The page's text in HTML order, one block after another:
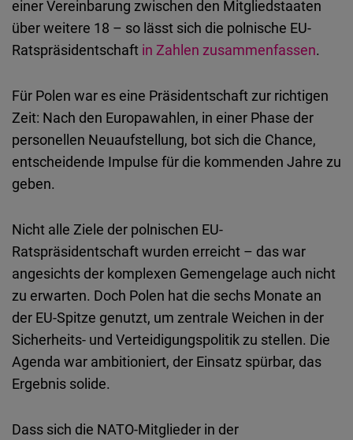
einer Vereinbarung zwischen den Mitgliedstaaten
über weitere 18 – so lässt sich die polnische EU-
Ratspräsidentschaft in Zahlen zusammenfassen.
Für Polen war es eine Präsidentschaft zur richtigen
Zeit: Nach den Europawahlen, in einer Phase der
personellen Neuaufstellung, bot sich die Chance,
entscheidende Impulse für die kommenden Jahre zu
geben.
Nicht alle Ziele der polnischen EU-
Ratspräsidentschaft wurden erreicht – das war
angesichts der komplexen Gemengelage auch nicht
zu erwarten. Doch Polen hat die sechs Monate an
der EU-Spitze genutzt, um zentrale Weichen in der
Sicherheits- und Verteidigungspolitik zu stellen. Die
Agenda war ambitioniert, der Einsatz spürbar, das
Ergebnis solide.
Dass sich die NATO-Mitglieder in der